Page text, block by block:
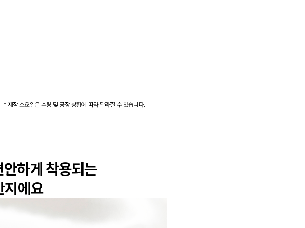
* 제작 소요일은 수량 및 공장 상황에 따라 달라질 수 있습니다.
하게 착용되는
에요